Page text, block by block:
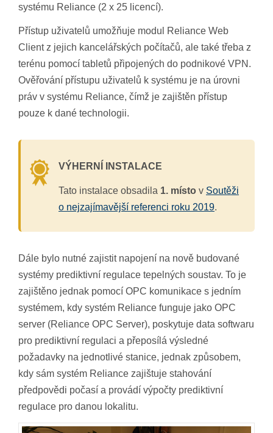
systému Reliance (2 x 25 licencí).
Přístup uživatelů umožňuje modul Reliance Web
Client z jejich kancelářských počítačů, ale také třeba z
terénu pomocí tabletů připojených do podnikové VPN.
Ověřování přístupu uživatelů k systému je na úrovni
práv v systému Reliance, čímž je zajištěn přístup
pouze k dané technologii.
VÝHERNÍ INSTALACE
Tato instalace obsadila 1. místo v Soutěži
o nejzajímavější referenci roku 2019.
Dále bylo nutné zajistit napojení na nově budované
systémy prediktivní regulace tepelných soustav. To je
zajištěno jednak pomocí OPC komunikace s jedním
systémem, kdy systém Reliance funguje jako OPC
server (Reliance OPC Server), poskytuje data softwaru
pro prediktivní regulaci a přeposílá výsledné
požadavky na jednotlivé stanice, jednak způsobem,
kdy sám systém Reliance zajištuje stahování
předpovědi počasí a provádí výpočty prediktivní
regulace pro danou lokalitu.